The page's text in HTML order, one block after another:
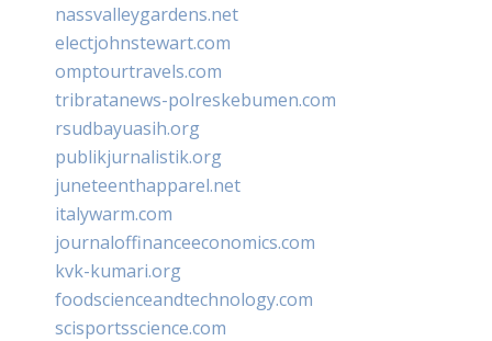
nassvalleygardens.net
electjohnstewart.com
omptourtravels.com
tribratanews-polreskebumen.com
rsudbayuasih.org
publikjurnalistik.org
juneteenthapparel.net
italywarm.com
journaloffinanceeconomics.com
kvk-kumari.org
foodscienceandtechnology.com
scisportsscience.com